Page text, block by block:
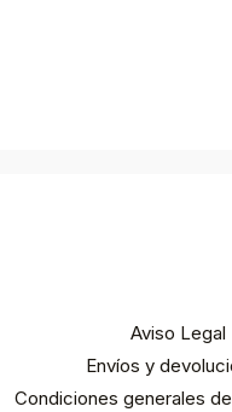
Aviso Legal
Envíos y
Condiciones generales